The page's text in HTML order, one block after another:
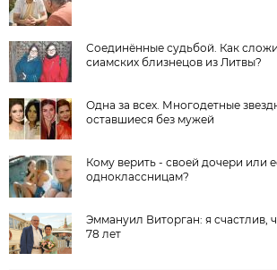
Соединённые судьбой. Как
сиамских близнецов из Литвы?
Одна за всех. Многодетные
оставшиеся без мужей
Кому верить - своей дочери или
одноклассницам?
Эммануил Виторган: я счастлив,
78 лет